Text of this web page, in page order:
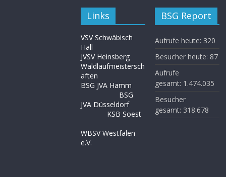
Links
VSV Schwäbisch
Hall
JVSV Heinsberg
Waldlaufmeistersch
aften
BSG JVA Hamm
BSG
JVA Düsseldorf
KSB Soest
WBSV Westfalen
e.V.
BSG Report
Aufrufe heute: 320
Besucher heute: 87
Aufrufe
gesamt: 1.474.035
Besucher
gesamt: 318.678